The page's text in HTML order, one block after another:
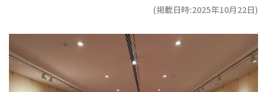
(掲載日時:2025年10月22日)